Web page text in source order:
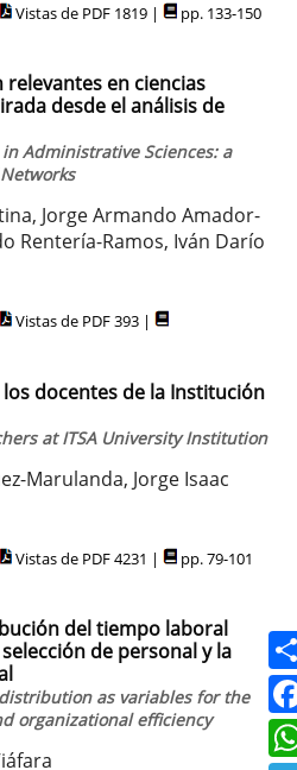
Vistas de PDF 1819 | pp. 133-150
en ciencias
desde el análisis de
Administrative Sciences: a
Jorge Armando Amador-
Rentería-Ramos, Iván Darío
Vistas de PDF 393 |
docentes de la Institución
at ITSA University Institution
Marulanda, Jorge Isaac
Vistas de PDF 4231 | pp. 79-101
del tiempo laboral
de personal y la
as variables for the
organizational efficiency